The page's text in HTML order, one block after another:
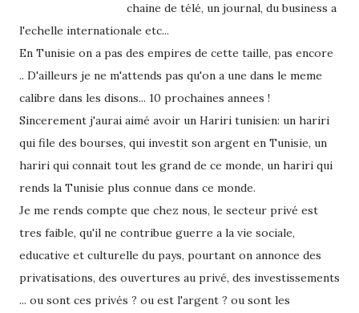
chaine de télé, un journal, du business a
l'echelle internationale etc...
En Tunisie on a pas des empires de cette taille, pas encore
.. D'ailleurs je ne m'attends pas qu'on a une dans le meme
calibre dans les disons... 10 prochaines annees !
Sincerement j'aurai aimé avoir un Hariri tunisien: un hariri
qui file des bourses, qui investit son argent en Tunisie, un
hariri qui connait tout les grand de ce monde, un hariri qui
rends la Tunisie plus connue dans ce monde.
Je me rends compte que chez nous, le secteur privé est
tres faible, qu'il ne contribue guerre a la vie sociale,
educative et culturelle du pays, pourtant on annonce des
privatisations, des ouvertures au privé, des investissements
... ou sont ces privés ? ou est l'argent ? ou sont les